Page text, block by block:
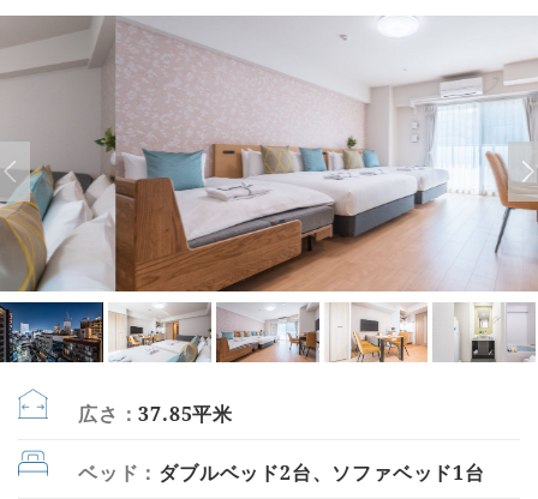
広さ：37.85平米
ベッド： ダブルベッド2台、ソファベッド1台